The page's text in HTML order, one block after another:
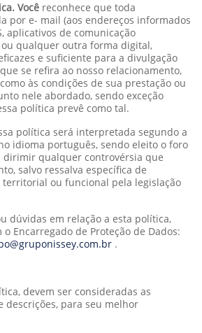
Você reconhece que toda
por e- mail (aos endereços informados
aplicativos de comunicação
qualquer outra forma digital,
e suficiente para a divulgação
se refira ao nosso relacionamento,
às condições de sua prestação ou
nele abordado, sendo exceção
política prevê como tal.
política será interpretada segundo a
idioma português, sendo eleito o foro
dirimir qualquer controvérsia que
salvo ressalva específica de
territorial ou funcional pela legislação
dúvidas em relação a esta política,
Encarregado de Proteção de Dados:
.
devem ser consideradas as
descrições, para seu melhor